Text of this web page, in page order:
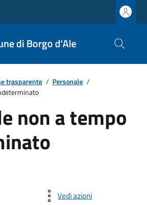
di Borgo d'Ale
trasparente / Personale /
non a tempo
Vedi azioni